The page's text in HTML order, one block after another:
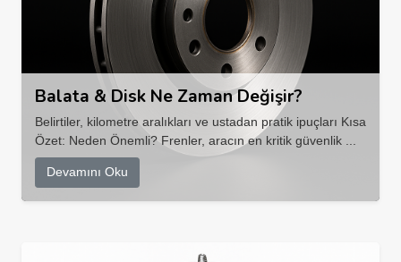
Balata & Disk Ne Zaman Değişir?
Belirtiler, kilometre aralıkları ve ustadan pratik ipuçları Kısa
Özet: Neden Önemli? Frenler, aracın en kritik güvenlik ...
Devamını Oku